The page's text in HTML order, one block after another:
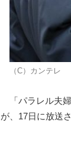
（C）カンテレ
「パラレル夫
が、17日に放送さ